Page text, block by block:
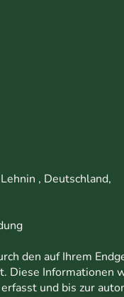
, Deutschland,
den auf Ihrem
Diese Informationen
und bis zur